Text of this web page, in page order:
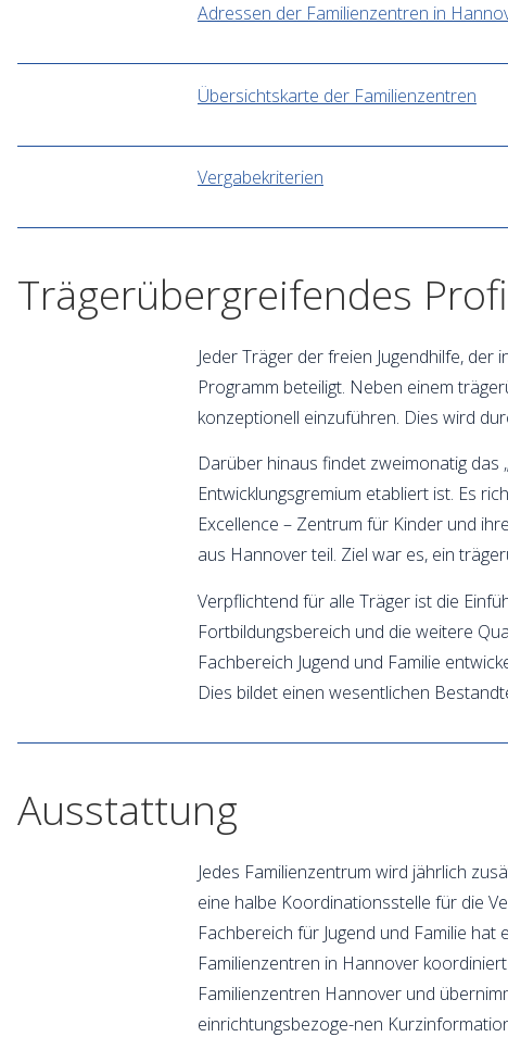
Adressen der Familienzentren in
Übersichtskarte der Familienzentren
Vergabekriterien
Trägerübergreifendes
Jeder Träger der freien Jugendhilfe,
Programm beteiligt. Neben einem
konzeptionell einzuführen. Dies wird
Darüber hinaus findet zweimonatig das
Entwicklungsgremium etabliert ist. Es
Excellence – Zentrum für Kinder und
aus Hannover teil. Ziel war es, ein
Verpflichtend für alle Träger ist die
Fortbildungsbereich und die weitere
Fachbereich Jugend und Familie
Dies bildet einen wesentlichen
Ausstattung
Jedes Familienzentrum wird jährlich
eine halbe Koordinationsstelle für die
Fachbereich für Jugend und Familie
Familienzentren in Hannover
Familienzentren Hannover und
einrichtungsbezoge-nen